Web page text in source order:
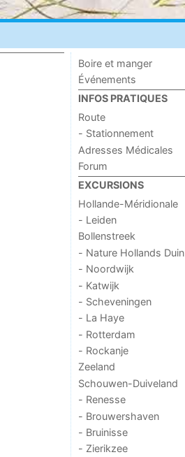
Boire et manger
Événements
INFOS PRATIQUES
Route
- Stationnement
Adresses Médicales
Forum
EXCURSIONS
Hollande-Méridionale
- Leiden
Bollenstreek
- Nature Hollands Duin
- Noordwijk
- Katwijk
- Scheveningen
- La Haye
- Rotterdam
- Rockanje
Zeeland
Schouwen-Duiveland
- Renesse
- Brouwershaven
- Bruinisse
- Zierikzee